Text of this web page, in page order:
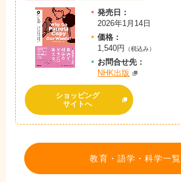
発売日：
2026年1月14日
価格：
1,540円
（税込み）
お問合せ先：
NHK出版
ショッピング
サイトへ
教育・語学・科学一覧